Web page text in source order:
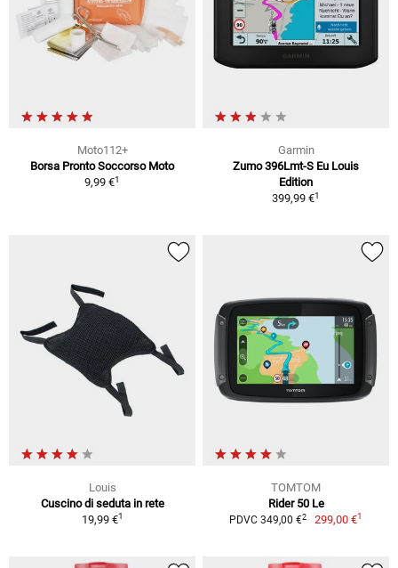
Moto112+
Borsa Pronto Soccorso Moto
9,99 €1
Garmin
Zumo 396Lmt-S Eu Louis
Edition
399,99 €1
Louis
Cuscino di seduta in rete
19,99 €1
TOMTOM
Rider 50 Le
PDVC 349,00 €2 299,00 €1